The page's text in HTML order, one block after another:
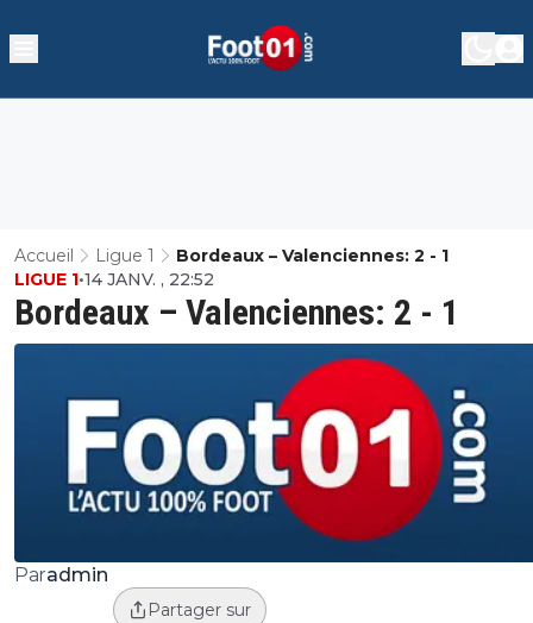
Accueil Ligue 1 Bordeaux – Valenciennes: 2 - 1
Bordeaux – Valenciennes: 2 - 1
LIGUE 1•14 JANV. , 22:52
Paradmin
Partager sur